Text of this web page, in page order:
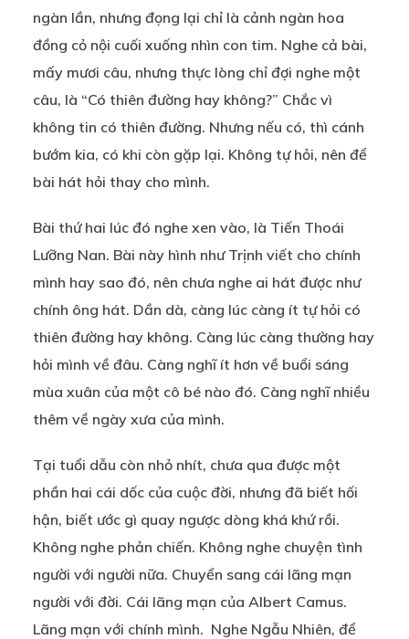
ngàn lần, nhưng đọng lại chỉ là cảnh ngàn hoa
đồng cỏ nội cuối xuống nhìn con tim. Nghe cả bài,
mấy mươi câu, nhưng thực lòng chỉ đợi nghe một
câu, là “Có thiên đường hay không?” Chắc vì
không tin có thiên đường. Nhưng nếu có, thì cánh
bướm kia, có khi còn gặp lại. Không tự hỏi, nên để
bài hát hỏi thay cho mình.
Bài thứ hai lúc đó nghe xen vào, là Tiến Thoái
Lưỡng Nan. Bài này hình như Trịnh viết cho chính
mình hay sao đó, nên chưa nghe ai hát được như
chính ông hát. Dần dà, càng lúc càng ít tự hỏi có
thiên đường hay không. Càng lúc càng thường hay
hỏi mình về đâu. Càng nghĩ ít hơn về buổi sáng
mùa xuân của một cô bé nào đó. Càng nghĩ nhiều
thêm về ngày xưa của mình.
Tại tuổi dẫu còn nhỏ nhít, chưa qua được một
phần hai cái dốc của cuộc đời, nhưng đã biết hối
hận, biết ước gì quay ngược dòng khá khứ rồi.
Không nghe phản chiến. Không nghe chuyện tình
người với người nữa. Chuyển sang cái lãng mạn
người với đời. Cái lãng mạn của Albert Camus.
Lãng mạn với chính mình. Nghe Ngẫu Nhiên, để